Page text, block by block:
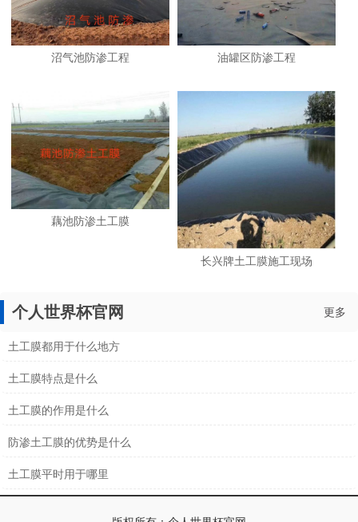
沼气池防渗工程 油罐区防渗工程
藕池防渗土工膜
长兴牌土工膜施工现场
个人世界杯官网 更多
土工膜都用于什么地方
土工膜特点是什么
土工膜的作用是什么
防渗土工膜的优势是什么
土工膜平时用于哪里